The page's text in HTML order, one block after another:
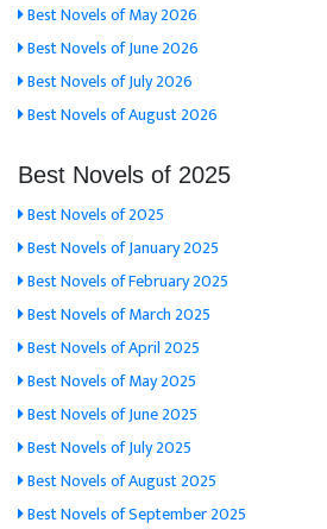
Best Novels of May 2026
Best Novels of June 2026
Best Novels of July 2026
Best Novels of August 2026
Best Novels of 2025
Best Novels of 2025
Best Novels of January 2025
Best Novels of February 2025
Best Novels of March 2025
Best Novels of April 2025
Best Novels of May 2025
Best Novels of June 2025
Best Novels of July 2025
Best Novels of August 2025
Best Novels of September 2025